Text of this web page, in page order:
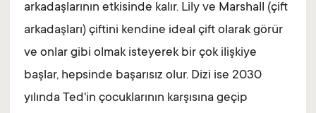
arkadaşlarının etkisinde kalır. Lily ve Marshall (çift
arkadaşları) çiftini kendine ideal çift olarak görür
ve onlar gibi olmak isteyerek bir çok ilişkiye
başlar, hepsinde başarısız olur. Dizi ise 2030
yılında Ted'in çocuklarının karşısına geçip